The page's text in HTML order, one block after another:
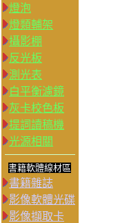
燈泡
燈類輔架
攝影棚
反光板
測光表
白平衡濾鏡
灰卡校色板
提詞讀稿機
光源相關
書籍軟體線材區
書籍雜誌
影像軟體光碟
影像擷取卡